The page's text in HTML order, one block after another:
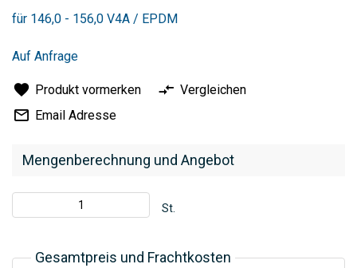
der
springen
Mengenberechnung und Angebot
St.
Gesamtpreis und Frachtkosten
für 146,0 - 156,0 V4A / EPDM
Auf Anfrage
Produkt vormerken
Vergleichen
Email Adresse